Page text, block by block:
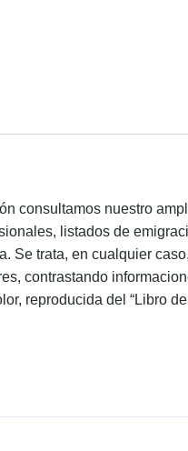
consultamos nuestro
listados de
Se trata, en cualquier
contrastando
reproducida del “Libro